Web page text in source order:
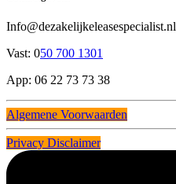
Info@dezakelijkeleasespecialist.nl
Vast: 050 700 1301
App: 06 22 73 73 38
Algemene Voorwaarden
Privacy Disclaimer